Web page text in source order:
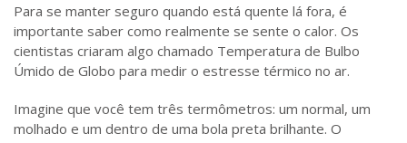
Para se manter seguro quando está quente lá fora, é
importante saber como realmente se sente o calor. Os
cientistas criaram algo chamado Temperatura de Bulbo
Úmido de Globo para medir o estresse térmico no ar.
Imagine que você tem três termômetros: um normal, um
molhado e um dentro de uma bola preta brilhante. O